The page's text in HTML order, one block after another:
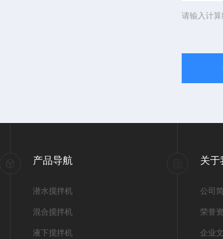
请输入计
产品导航
潜水搅拌机
混合搅拌机
液下搅拌机
关于
公司
荣誉
企业